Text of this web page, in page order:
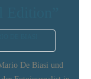
De Biasi und